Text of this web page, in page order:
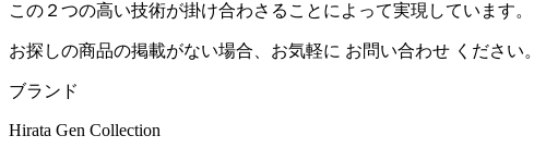
aluna
アルナ
この２つの高い技術が掛け合わさることによって実現しています。
お探しの商品の掲載がない場合、お気軽に お問い合わせ ください。
ブランド
Hirata Gen Collection